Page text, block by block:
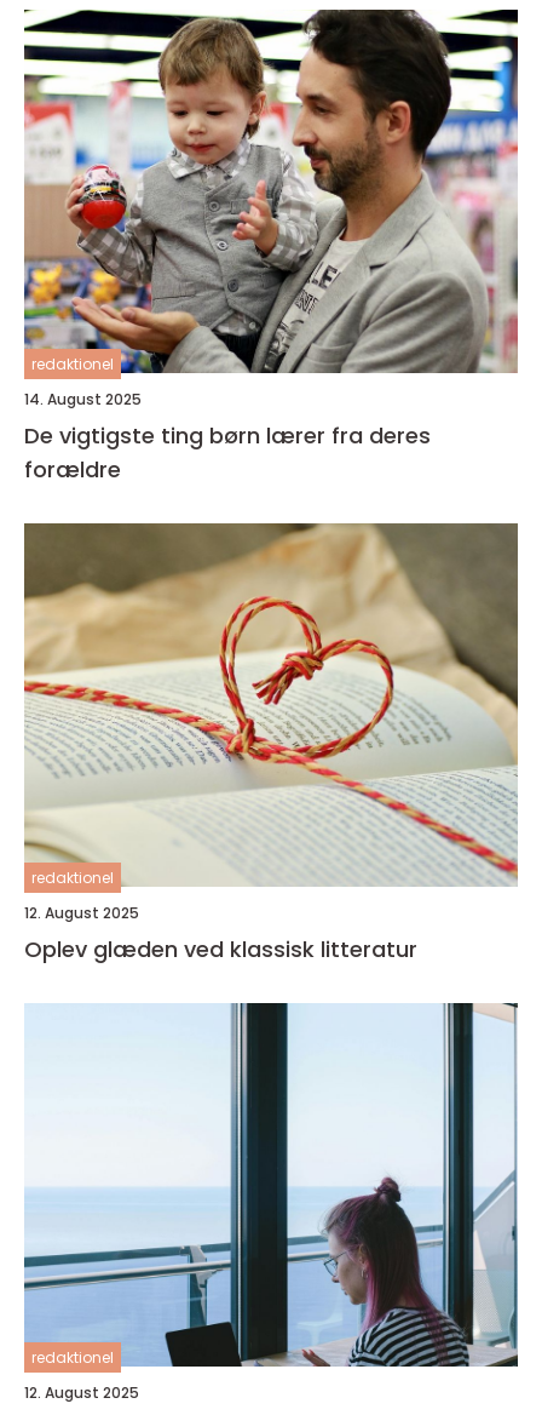
redaktionel
14. August 2025
De vigtigste ting børn lærer fra deres
forældre
redaktionel
12. August 2025
Oplev glæden ved klassisk litteratur
redaktionel
12. August 2025